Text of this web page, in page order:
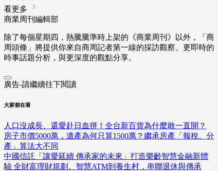
看更多
商業周刊編輯部
除了每個星期四，熱騰騰準時上架的《商業周刊》以外，「商
周頭條」將提供你來自商周記者第一線的採訪觀察、 更即時的
時事話題分析，與更深度的觀點分享。
廣告-請繼續往下閱讀
大家都在看
人口沒成長、還愛赴日血拼！全台新百貨為什麼敢一直開？
房子市價5000萬，遺產為何只算1500萬？繼承房產「報稅、分
產」算法大不同
中國信託「讓愛延續 傳承家的未來」打造樂齡智慧金融新體
驗 全財富理財規劃、智慧ATM到養生村，串聯退休與傳承